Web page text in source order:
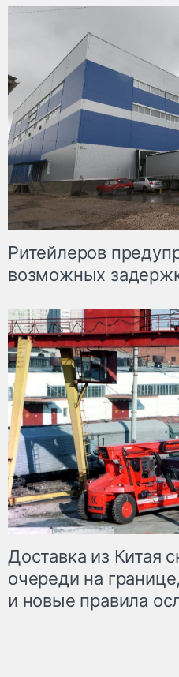
Ритейлеров
возможных
Доставка из Китая
очереди на
и новые правила